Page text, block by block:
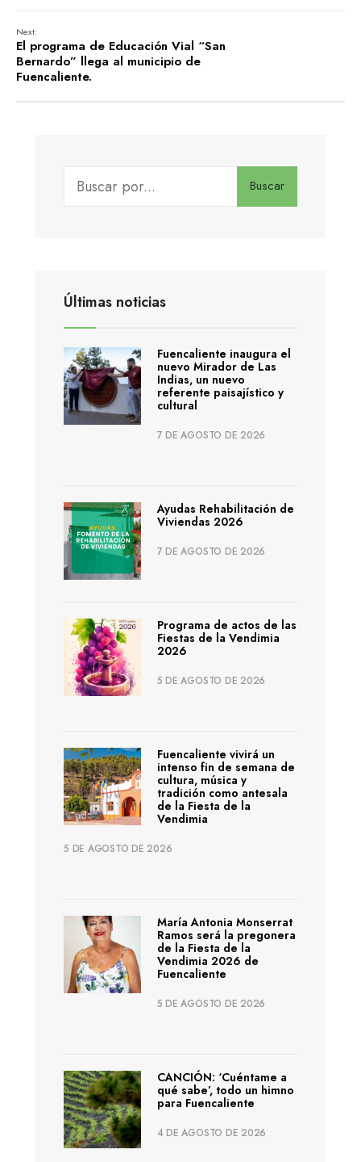
Next:
El programa de Educación Vial “San
Bernardo” llega al municipio de
Fuencaliente.
Buscar
Últimas noticias
Fuencaliente inaugura el
nuevo Mirador de Las
Indias, un nuevo
referente paisajístico y
cultural
7 DE AGOSTO DE 2026
Ayudas Rehabilitación de
Viviendas 2026
7 DE AGOSTO DE 2026
Programa de actos de las
Fiestas de la Vendimia
2026
5 DE AGOSTO DE 2026
Fuencaliente vivirá un
intenso fin de semana de
cultura, música y
tradición como antesala
de la Fiesta de la
Vendimia
5 DE AGOSTO DE 2026
María Antonia Monserrat
Ramos será la pregonera
de la Fiesta de la
Vendimia 2026 de
Fuencaliente
5 DE AGOSTO DE 2026
CANCIÓN: ‘Cuéntame a
qué sabe’, todo un himno
para Fuencaliente
4 DE AGOSTO DE 2026